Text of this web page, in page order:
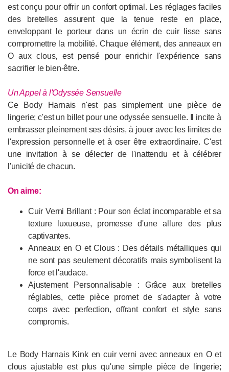
est conçu pour offrir un confort optimal. Les réglages faciles
des bretelles assurent que la tenue reste en place,
enveloppant le porteur dans un écrin de cuir lisse sans
compromettre la mobilité. Chaque élément, des anneaux en
O aux clous, est pensé pour enrichir l'expérience sans
sacrifier le bien-être.
Un Appel à l'Odyssée Sensuelle
Ce Body Harnais n'est pas simplement une pièce de
lingerie; c'est un billet pour une odyssée sensuelle. Il incite à
embrasser pleinement ses désirs, à jouer avec les limites de
l'expression personnelle et à oser être extraordinaire. C'est
une invitation à se délecter de l'inattendu et à célébrer
l'unicité de chacun.
On aime:
Cuir Verni Brillant : Pour son éclat incomparable et sa
texture luxueuse, promesse d'une allure des plus
captivantes.
Anneaux en O et Clous : Des détails métalliques qui
ne sont pas seulement décoratifs mais symbolisent la
force et l'audace.
Ajustement Personnalisable : Grâce aux bretelles
réglables, cette pièce promet de s'adapter à votre
corps avec perfection, offrant confort et style sans
compromis.
Le Body Harnais Kink en cuir verni avec anneaux en O et
clous ajustable est plus qu'une simple pièce de lingerie;